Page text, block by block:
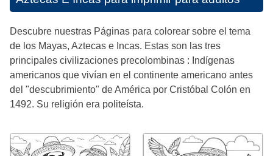
Descubre nuestras Páginas para colorear sobre el tema
de los Mayas, Aztecas e Incas. Estas son las tres
principales civilizaciones precolombinas : Indígenas
americanos que vivían en el continente americano antes
del "descubrimiento" de América por Cristóbal Colón en
1492. Su religión era politeísta.